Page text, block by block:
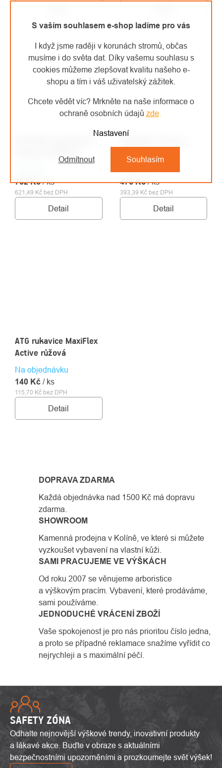
S vaším souhlasem e-shop ladíme pro vás
I když jsme raději v korunách stromů, občas
musíme i do světa dat. Díky vašemu souhlasu s
cookies můžeme zlepšovat kvalitu našeho e-
shopu a tím i váš uživatelský zážitek.
Chcete vědět víc? Mrkněte na naše informace o
ochraně osobních údajů zde.
Nastavení
Odmítnout Souhlasím
621,49 Kč bez DPH
752 Kč/ ks
Detail
393,39 Kč bez DPH
476 Kč/ ks
Detail
ATG rukavice MaxiFlex
Active růžová
Na objednávku
115,70 Kč bez DPH
140 Kč / ks
Detail
VÝPISU
DOPRAVA ZDARMA
Každá objednávka nad 1500 Kč má dopravu
zdarma.
SHOWROOM
Kamenná prodejna v Kolíně, ve které si můžete
vyzkoušet vybavení na vlastní kůži.
SAMI PRACUJEME VE VÝŠKÁCH
Od roku 2007 se věnujeme arboristice
a výškovým pracím. Vybavení, které prodáváme,
sami používáme.
JEDNODUCHÉ VRÁCENÍ ZBOŽÍ
Vaše spokojenost je pro nás prioritou číslo jedna,
a proto se případné reklamace snažíme vyřídit co
nejrychleji a s maximální péčí.
SAFETY ZÓNA
Odhalte nejnovější výškové trendy, inovativní produkty
a lákavé akce. Buďte v obraze s aktuálními
bezpečnostními upozorněními a prozkoumejte svět výšek!